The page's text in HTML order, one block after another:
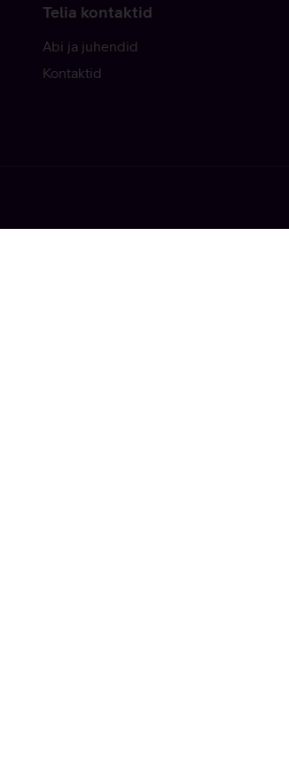
Telia kontaktid
Abi ja juhendid
Kontaktid